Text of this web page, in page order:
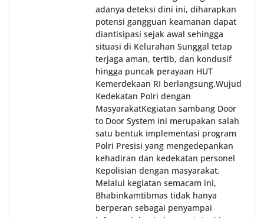
adanya deteksi dini ini, diharapkan
potensi gangguan keamanan dapat
diantisipasi sejak awal sehingga
situasi di Kelurahan Sunggal tetap
terjaga aman, tertib, dan kondusif
hingga puncak perayaan HUT
Kemerdekaan RI berlangsung.‎‎Wujud
Kedekatan Polri dengan
Masyarakat‎Kegiatan sambang Door
to Door System ini merupakan salah
satu bentuk implementasi program
Polri Presisi yang mengedepankan
kehadiran dan kedekatan personel
Kepolisian dengan masyarakat.
Melalui kegiatan semacam ini,
Bhabinkamtibmas tidak hanya
berperan sebagai penyampai